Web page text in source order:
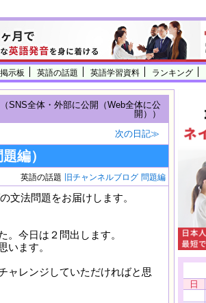
示板 英語の話題 英語学習資料 ランキング
（SNS全体・外部に公開（Web全体に公
開））
次の日記≫
編）
英語の話題 旧チャンネルブログ 問題編
文法問題をお届けします。
今日は２問出します。
います。
ャレンジしていただければと思
日